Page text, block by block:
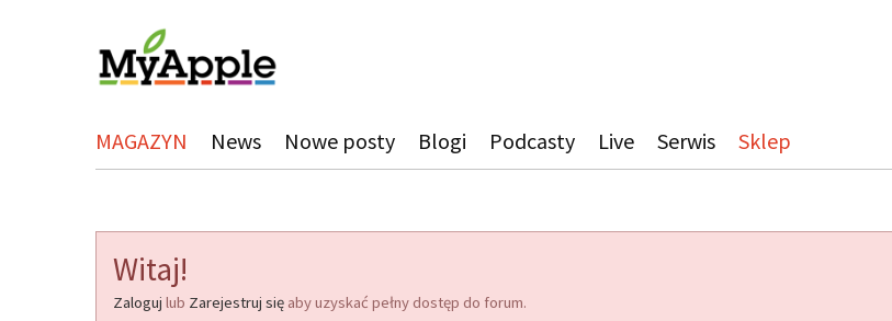
MAGAZYN News Nowe posty Blogi Podcasty Live Serwis Sklep
Witaj!
Zaloguj lub Zarejestruj się aby uzyskać pełny dostęp do forum.